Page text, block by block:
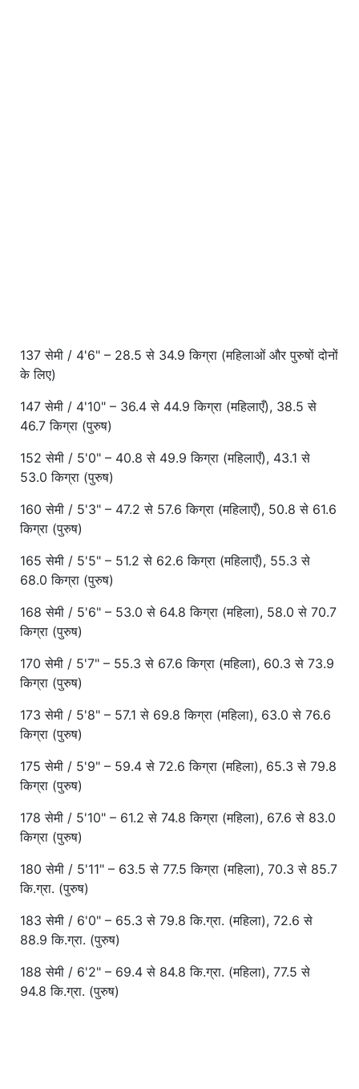
137 सेमी / 4'6" – 28.5 से 34.9 किग्रा (महिलाओं और पुरुषों दोनों
के लिए)
147 सेमी / 4'10" – 36.4 से 44.9 किग्रा (महिलाएँ), 38.5 से
46.7 किग्रा (पुरुष)
152 सेमी / 5'0" – 40.8 से 49.9 किग्रा (महिलाएँ), 43.1 से
53.0 किग्रा (पुरुष)
160 सेमी / 5'3" – 47.2 से 57.6 किग्रा (महिलाएँ), 50.8 से 61.6
किग्रा (पुरुष)
165 सेमी / 5'5" – 51.2 से 62.6 किग्रा (महिलाएँ), 55.3 से
68.0 किग्रा (पुरुष)
168 सेमी / 5'6" – 53.0 से 64.8 किग्रा (महिला), 58.0 से 70.7
किग्रा (पुरुष)
170 सेमी / 5'7" – 55.3 से 67.6 किग्रा (महिला), 60.3 से 73.9
किग्रा (पुरुष)
173 सेमी / 5'8" – 57.1 से 69.8 किग्रा (महिला), 63.0 से 76.6
किग्रा (पुरुष)
175 सेमी / 5'9" – 59.4 से 72.6 किग्रा (महिला), 65.3 से 79.8
किग्रा (पुरुष)
178 सेमी / 5'10" – 61.2 से 74.8 किग्रा (महिला), 67.6 से 83.0
किग्रा (पुरुष)
180 सेमी / 5'11" – 63.5 से 77.5 किग्रा (महिला), 70.3 से 85.7
कि.ग्रा. (पुरुष)
183 सेमी / 6'0" – 65.3 से 79.8 कि.ग्रा. (महिला), 72.6 से
88.9 कि.ग्रा. (पुरुष)
188 सेमी / 6'2" – 69.4 से 84.8 कि.ग्रा. (महिला), 77.5 से
94.8 कि.ग्रा. (पुरुष)